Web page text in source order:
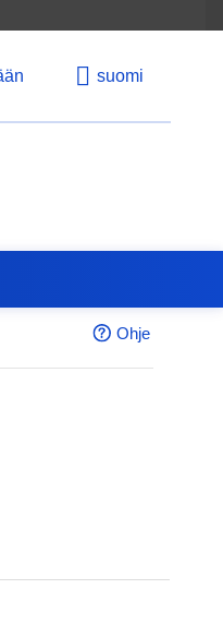
suomi
Ohje